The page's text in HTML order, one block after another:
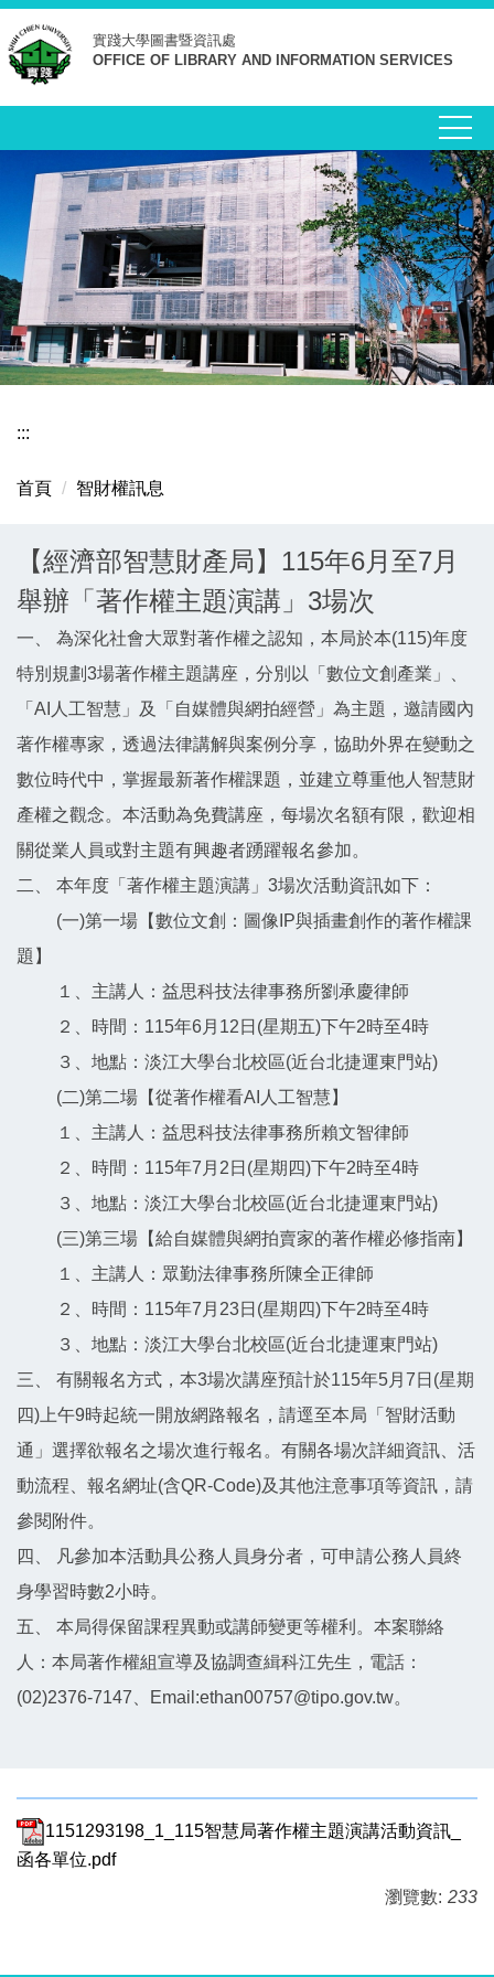
跳
到
主
要
實踐大學圖書暨資訊處
OFFICE OF LIBRARY AND INFORMATION SERVICES
:::
首頁 智財權訊息
【經濟部智慧財產局】115年6月至7月
舉辦「著作權主題演講」3場次
一、 為深化社會大眾對著作權之認知，本局於本(115)年度
特別規劃3場著作權主題講座，分別以「數位文創產業」、
「AI人工智慧」及「自媒體與網拍經營」為主題，邀請國內
著作權專家，透過法律講解與案例分享，協助外界在變動之
數位時代中，掌握最新著作權課題，並建立尊重他人智慧財
產權之觀念。本活動為免費講座，每場次名額有限，歡迎相
關從業人員或對主題有興趣者踴躍報名參加。
二、 本年度「著作權主題演講」3場次活動資訊如下：
(一)第一場【數位文創：圖像IP與插畫創作的著作權課
題】
１、主講人：益思科技法律事務所劉承慶律師
２、時間：115年6月12日(星期五)下午2時至4時
３、地點：淡江大學台北校區(近台北捷運東門站)
(二)第二場【從著作權看AI人工智慧】
１、主講人：益思科技法律事務所賴文智律師
２、時間：115年7月2日(星期四)下午2時至4時
３、地點：淡江大學台北校區(近台北捷運東門站)
(三)第三場【給自媒體與網拍賣家的著作權必修指南】
１、主講人：眾勤法律事務所陳全正律師
２、時間：115年7月23日(星期四)下午2時至4時
３、地點：淡江大學台北校區(近台北捷運東門站)
三、 有關報名方式，本3場次講座預計於115年5月7日(星期
四)上午9時起統一開放網路報名，請逕至本局「智財活動
通」選擇欲報名之場次進行報名。有關各場次詳細資訊、活
動流程、報名網址(含QR-Code)及其他注意事項等資訊，請
參閱附件。
四、 凡參加本活動具公務人員身分者，可申請公務人員終
身學習時數2小時。
五、 本局得保留課程異動或講師變更等權利。本案聯絡
人：本局著作權組宣導及協調查緝科江先生，電話：
(02)2376-7147、Email:ethan00757@tipo.gov.tw。
1151293198_1_115智慧局著作權主題演講活動資訊_
函各單位.pdf
瀏覽數: 233